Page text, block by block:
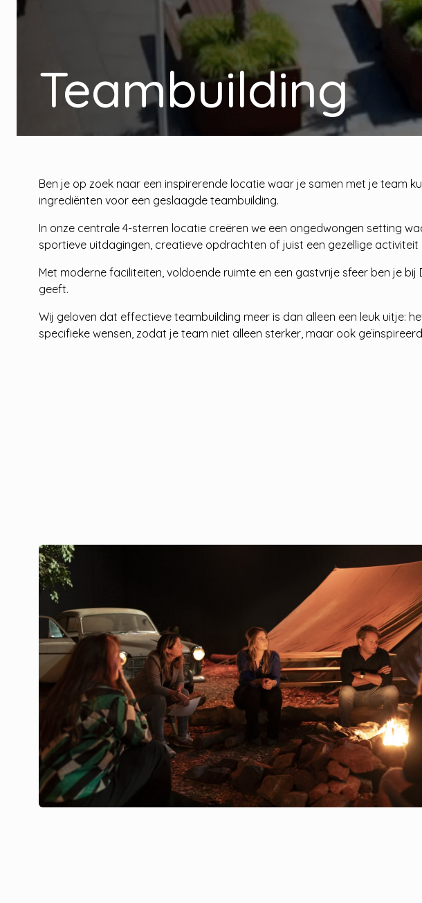
Teambuilding
Ben je op zoek naar een inspirerende locatie waar je samen met je team
ingrediënten voor een geslaagde teambuilding.
In onze centrale 4-sterren locatie creëren we een ongedwongen setting
sportieve uitdagingen, creatieve opdrachten of juist een gezellige
Met moderne faciliteiten, voldoende ruimte en een gastvrije sfeer ben je
geeft.
Wij geloven dat effectieve teambuilding meer is dan alleen een leuk uitje:
specifieke wensen, zodat je team niet alleen sterker, maar ook